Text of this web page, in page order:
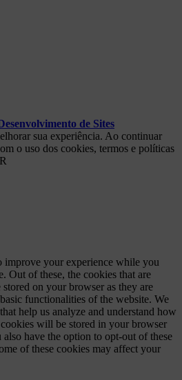
de Sites
sua experiência. Ao continuar
o uso dos cookies, termos e políticas
improve your experience while you
Out of these, the cookies that are
stored on your browser as they are
functionalities of the website. We
help us analyze and understand how
will be stored in your browser
have the option to opt-out of these
of these cookies may affect your